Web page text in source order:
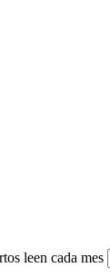
leen cada mes